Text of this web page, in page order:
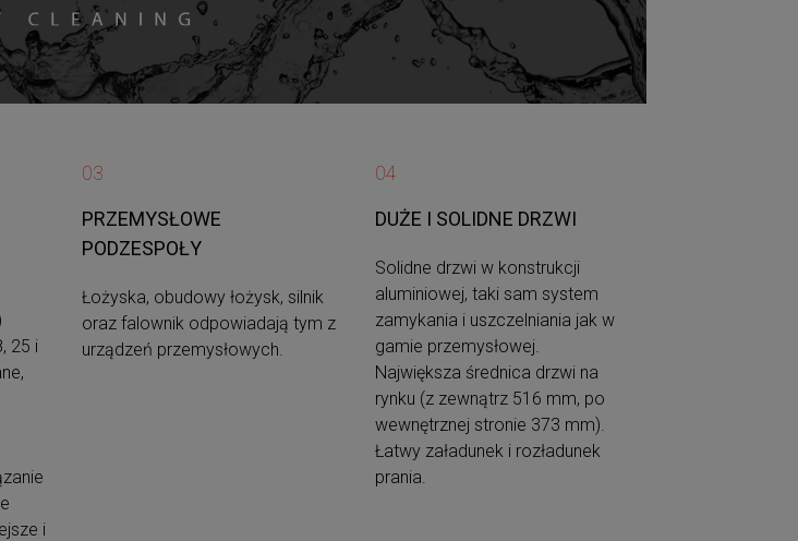
25 i
i
03
PRZEMYSŁOWE
PODZESPOŁY
Łożyska, obudowy łożysk, silnik
oraz falownik odpowiadają tym z
urządzeń przemysłowych.
04
DUŻE I SOLIDNE DRZWI
Solidne drzwi w konstrukcji
aluminiowej, taki sam system
zamykania i uszczelniania jak w
gamie przemysłowej.
Największa średnica drzwi na
rynku (z zewnątrz 516 mm, po
wewnętrznej stronie 373 mm).
Łatwy załadunek i rozładunek
prania.